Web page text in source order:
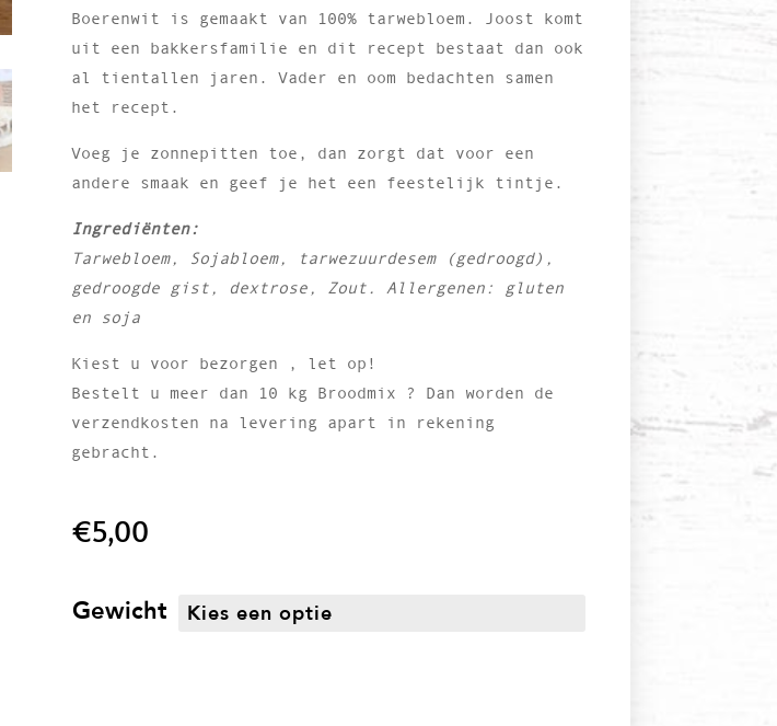
Boerenwit is gemaakt van 100% tarwebloem. Joost komt
uit een bakkersfamilie en dit recept bestaat dan ook
al tientallen jaren. Vader en oom bedachten samen
het recept.
Voeg je zonnepitten toe, dan zorgt dat voor een
andere smaak en geef je het een feestelijk tintje.
Ingrediënten:
Tarwebloem, Sojabloem,
tarwezuurdesem (gedroogd),
gedroogde gist, dextrose, Zout. Allergenen: gluten
en soja
Kiest u voor bezorgen , let op!
Bestelt u meer dan 10 kg Broodmix ? Dan worden de
verzendkosten na levering apart in rekening
gebracht.
€5,00
Gewicht